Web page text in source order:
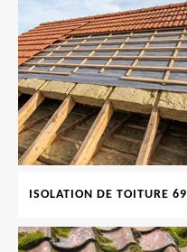
ISOLATION DE TOITURE 69